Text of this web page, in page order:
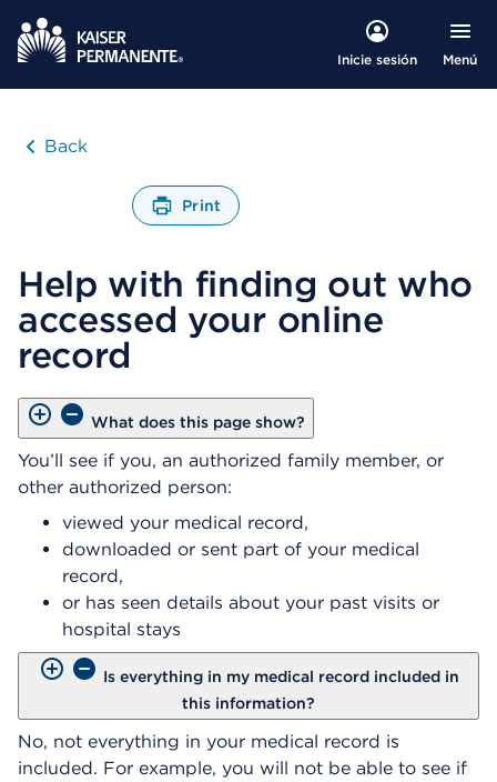
Inicie sesión Menú
Back
Print
A
u
n
d
o
d
e
i
l
g
o
Help with finding out who
accessed your online
record
What does this page show?
You’ll see if you, an authorized family member, or
other authorized person:
viewed your medical record,
downloaded or sent part of your medical
record,
or has seen details about your past visits or
hospital stays
Is everything in my medical record included in
this information?
No, not everything in your medical record is
included. For example, you will not be able to see if